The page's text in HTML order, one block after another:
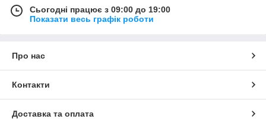
Сьогодні працює з 09:00 до 19:00
Показати весь графік роботи
Про нас
Контакти
Доставка та оплата